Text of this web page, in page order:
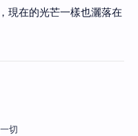
現在的光芒一樣也灑落在
切